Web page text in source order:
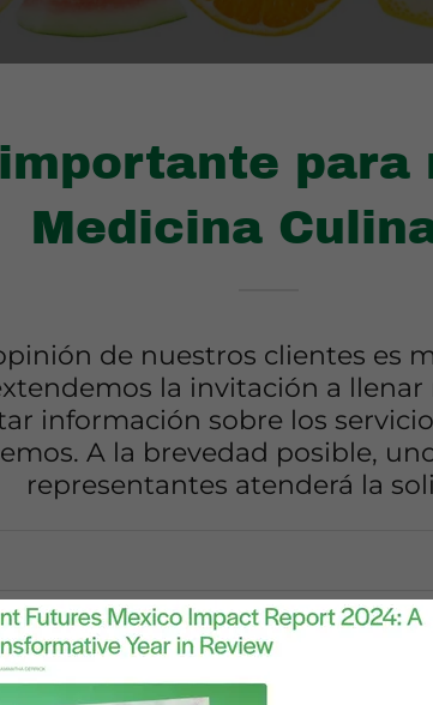
para
Medicina
de nuestros clientes es
la invitación a
información sobre los
A la brevedad posible,
representantes atenderá la